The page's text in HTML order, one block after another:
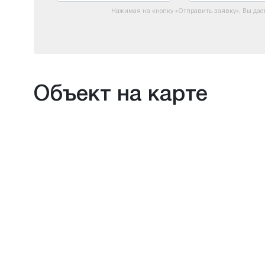
Нажимая на кнопку «Отправить заявку», Вы
Объект на карте